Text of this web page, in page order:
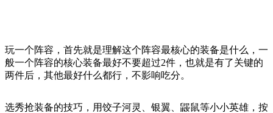
玩一个阵容，首先就是理解这个阵容最核心的装备是什么，一
般一个阵容的核心装备最好不要超过2件，也就是有了关键的
两件后，其他最好什么都行，不影响吃分。
选秀抢装备的技巧，用饺子河灵、银翼、鼹鼠等小小英雄，按